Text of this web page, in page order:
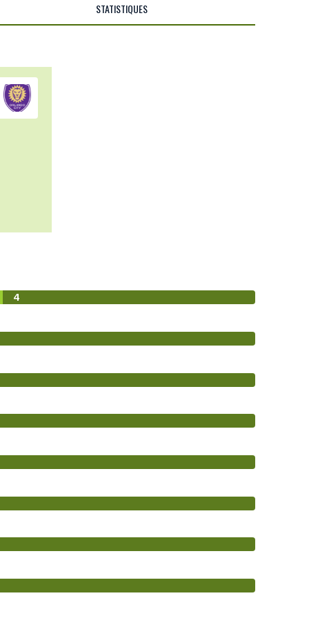
STATISTIQUES
4